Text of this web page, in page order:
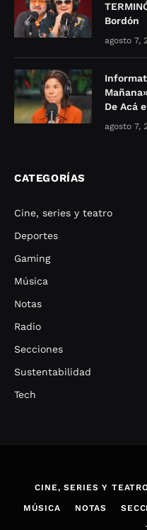
Bordón
agosto 7,
De Acá
agosto 7,
CATEGORÍAS
Cine, series y teatro
Deportes
Gaming
Música
Notas
Radio
Secciones
Sustentabilidad
Tech
CINE, SERIES Y
MÚSICA NOTAS